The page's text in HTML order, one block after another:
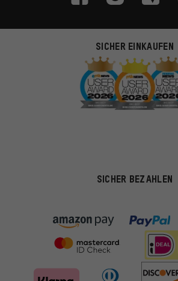
SICHER EINKAUFEN
SICHER BEZAHLEN